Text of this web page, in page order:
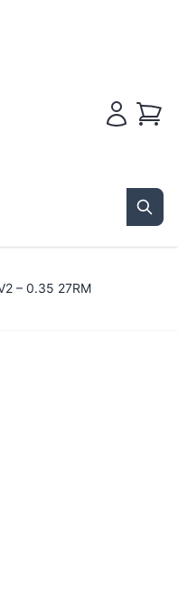
– 0.35 27RM